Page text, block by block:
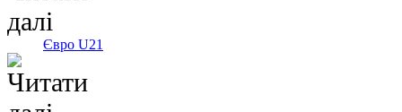
Євро U21